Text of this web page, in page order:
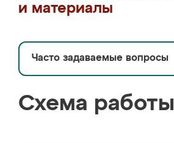
и материалы
Часто задаваемые вопросы
Схема работы